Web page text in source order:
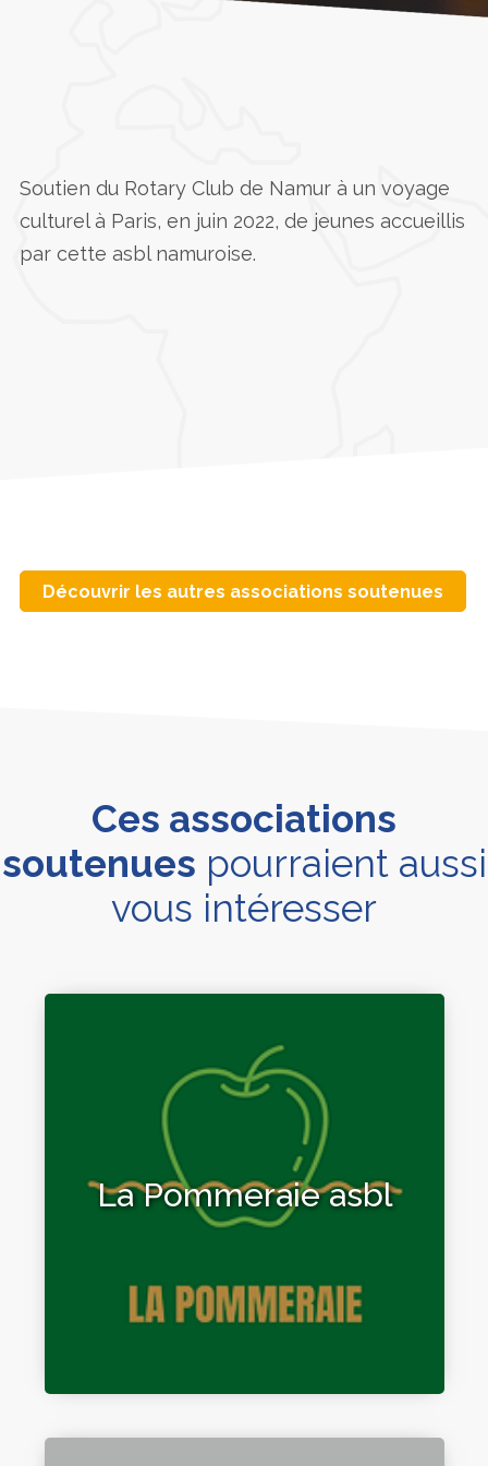
Soutien du Rotary Club de Namur à un voyage
culturel à Paris, en juin 2022, de jeunes accueillis
par cette asbl namuroise.
Découvrir les autres associations soutenues
Ces associations
soutenues pourraient aussi
vous intéresser
La Pommeraie asbl